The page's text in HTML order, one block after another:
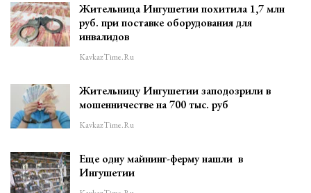
Жительница Ингушетии похитила 1,7 млн
руб. при поставке оборудования для
инвалидов
KavkazTime.ru
Жительницу Ингушетии заподозрили в
мошенничестве на 700 тыс. руб
KavkazTime.ru
Еще одну майнинг-ферму нашли в
Ингушетии